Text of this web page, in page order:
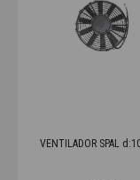
VENTILADOR SPAL